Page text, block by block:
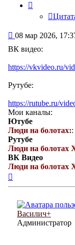
Сообщение
08 мар 2026,
ВК видео:
https://vkvideo.ru/
Рутубе:
https://rutube.ru/
Мои каналы:
Ютубе
Люди на болотах::
Рутубе
Люди на
ВК Видео
Люди на
Василич+
Администратор